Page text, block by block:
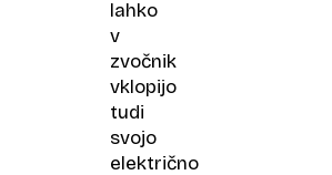
lahko
v
zvočnik
vklopijo
tudi
svojo
električno